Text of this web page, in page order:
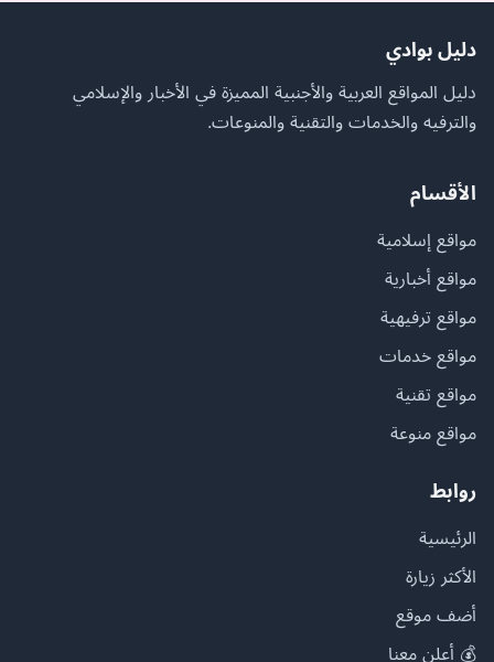
دليل بوادي
دليل المواقع العربية والأجنبية المميزة في الأخبار والإسلامي
والترفيه والخدمات والتقنية والمنوعات.
الأقسام
مواقع إسلامية
مواقع أخبارية
مواقع ترفيهية
مواقع خدمات
مواقع تقنية
مواقع منوعة
روابط
الرئيسية
الأكثر زيارة
أضف موقع
💰 أعلن معنا